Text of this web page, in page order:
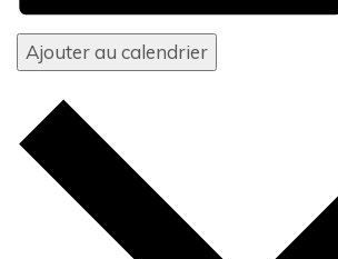
Ajouter au calendrier